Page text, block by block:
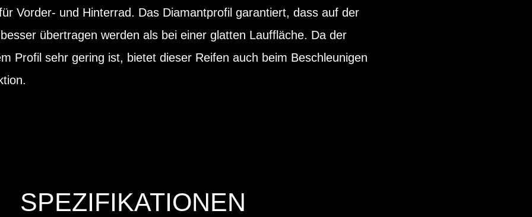
Vorder- und Hinterrad. Das Diamantprofil garantiert, dass auf der
übertragen werden als bei einer glatten Lauffläche. Da der
Profil sehr gering ist, bietet dieser Reifen auch beim Beschleunigen
SPEZIFIKATIONEN